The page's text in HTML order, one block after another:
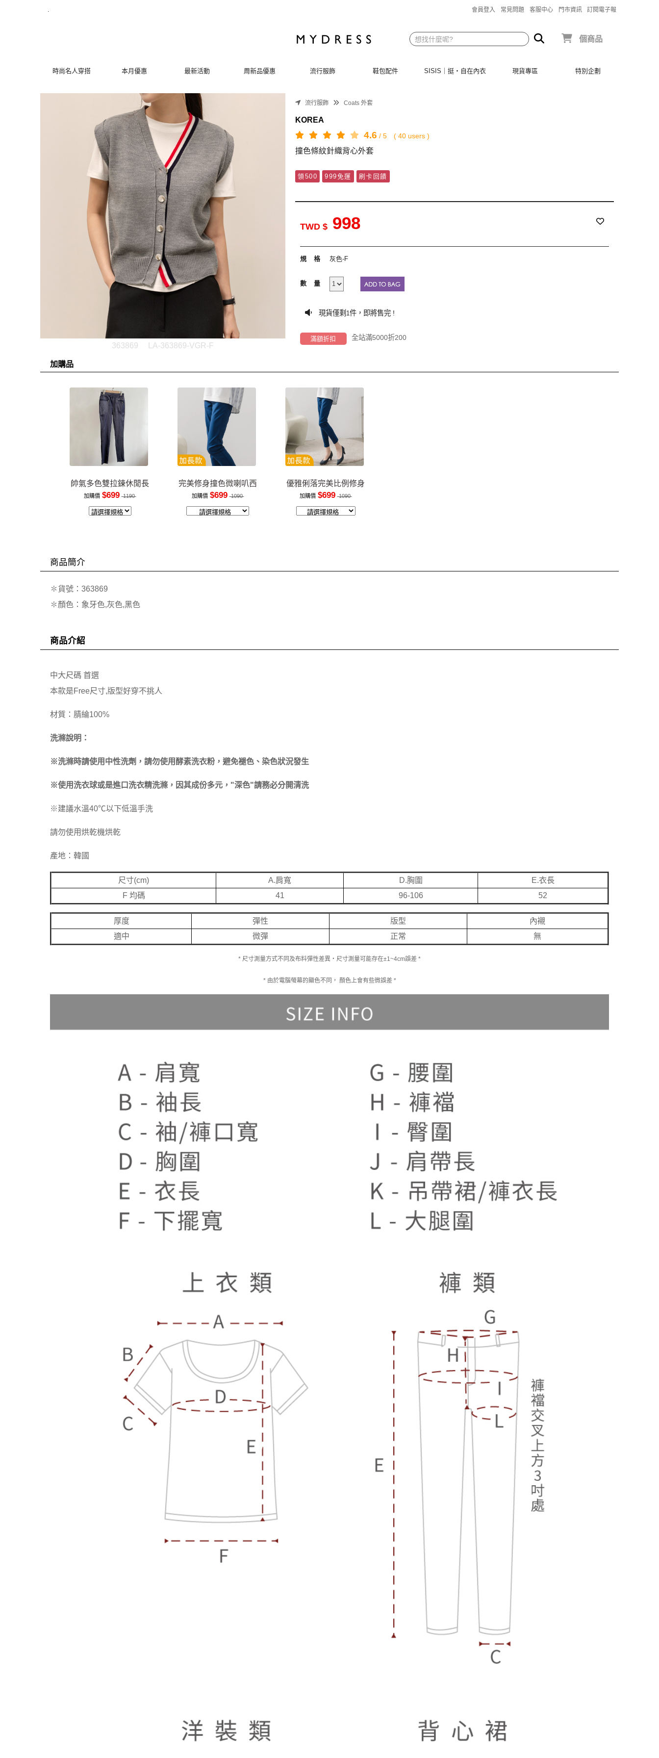
. 會員登入 常見問題 客服中心 門市資訊 訂閱電子報
個商品
時尚名人穿搭 本月優惠 最新活動 周新品優惠 流行服飾 鞋包配件 SISIS｜挺‧自在內衣 現貨專區 特別企劃
363869 LA-363869-VGR-F
流行服飾 Coats 外套
KOREA
4.6 / 5 ( 40 users )
撞色條紋針織背心外套
領500 999免運 刷卡回饋
TWD $ 998
規格 灰色-F
數量
現貨僅剩 1件，即將售完 !
滿額折扣 全站滿5000折200
加購品
帥氣多色雙拉鍊休閒長
褲
加購價 $699 1190
完美修身撞色微喇叭西
裝褲
加購價 $699 1090
優雅俐落完美比例修身
長褲
加購價 $699 1090
商品簡介
✽貨號：363869
✽顏色：象牙色,灰色,黑色
商品介紹
中大尺碼 首選
本款是Free尺寸,版型好穿不挑人
材質：腈綸100%
洗滌說明：
※洗滌時請使用中性洗劑，請勿使用酵素洗衣粉，避免褪色、染色狀況發生
※使用洗衣球或是進口洗衣精洗滌，因其成份多元，"深色"請務必分開清洗
※建議水溫40℃以下低溫手洗
請勿使用烘乾機烘乾
產地：韓國
尺寸(cm) A.肩寬 D.胸圍
E.衣長
F 均碼
41 96-106 52
厚度 彈性 版型
內襯
適中
微彈 正常 無
* 尺寸測量方式不同及布料彈性差異‧尺寸測量可能存在±1~4cm誤差 *
* 由於電腦螢幕的顯色不同， 顏色上會有些微誤差 *